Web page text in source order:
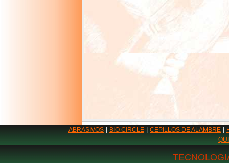
ABRASIVOS BIO CIRCLE CEPILLOS DE ALAMBRE